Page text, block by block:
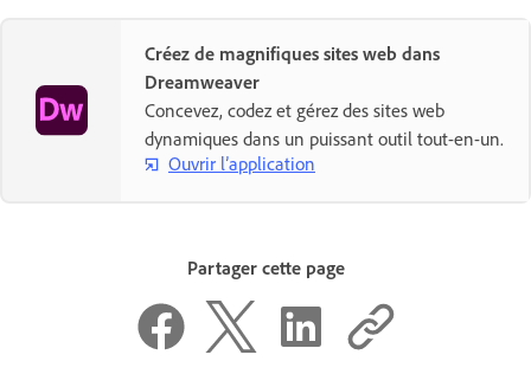
Créez de magnifiques sites web dans
Dreamweaver
Concevez, codez et gérez des sites web
dynamiques dans un puissant outil tout-en-un.
Ouvrir l’application
Partager cette page